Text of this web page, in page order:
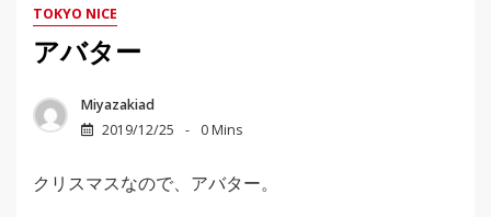
TOKYO NICE
アバター
Miyazakiad
2019/12/25
0 Mins
クリスマスなので、アバター。